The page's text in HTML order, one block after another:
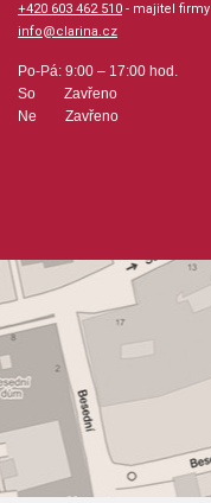
+420 603 462 510 - majitel firmy
info@clarina.cz
Po-Pá: 9:00 – 17:00 hod.
So Zavřeno
Ne Zavřeno